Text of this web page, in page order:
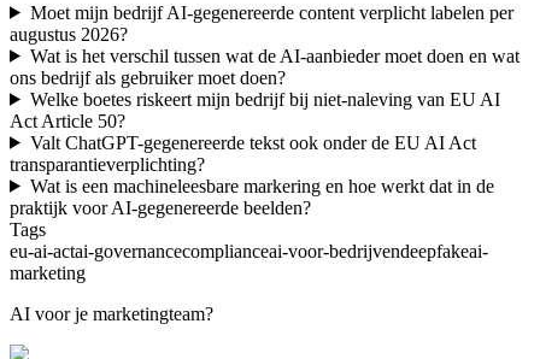
Moet mijn bedrijf AI-gegenereerde content verplicht labelen per
augustus 2026?
Wat is het verschil tussen wat de AI-aanbieder moet doen en wat
ons bedrijf als gebruiker moet doen?
Welke boetes riskeert mijn bedrijf bij niet-naleving van EU AI
Act Article 50?
Valt ChatGPT-gegenereerde tekst ook onder de EU AI Act
transparantieverplichting?
Wat is een machineleesbare markering en hoe werkt dat in de
praktijk voor AI-gegenereerde beelden?
Tags
eu-ai-actai-governancecomplianceai-voor-bedrijvendeepfakeai-
marketing
AI voor je marketingteam?